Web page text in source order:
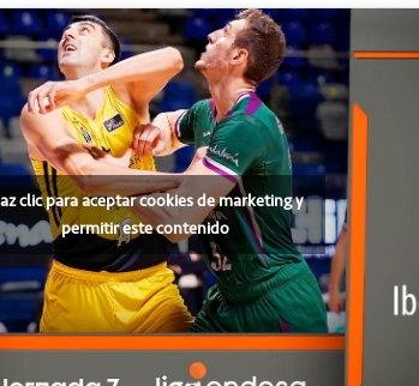
clic para aceptar cookies de marketing y
permitir este contenido